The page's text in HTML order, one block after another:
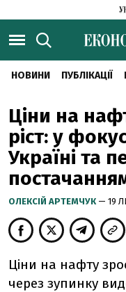
НОВИНИ ПУБЛІКАЦІЇ
Ціни на
ріст: у
Україні та
ОЛЕКСІЙ АРТЕМЧУК — 19
Ціни на нафту
через зупинку